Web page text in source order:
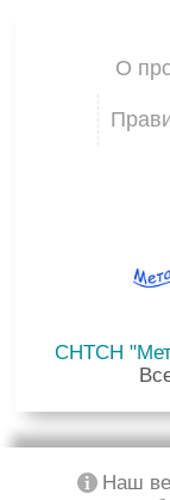
О
СНТСН
Наш